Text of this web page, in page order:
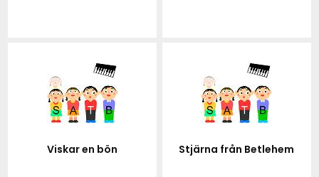
Viskar en bön Stjärna från Betlehem